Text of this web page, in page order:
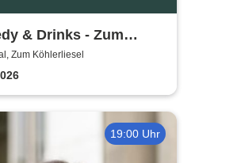
& Drinks - Zum
Zum Köhlerliesel
19:00 Uhr